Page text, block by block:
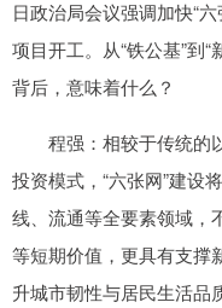
日政治局会议强调加快“
项目开工。从“铁公基”到
背后，意味着什么？
程强：相较于传统的以
投资模式，“六张网”建设
线、流通等全要素领域，
等短期价值，更具有支撑
升城市韧性与居民生活品